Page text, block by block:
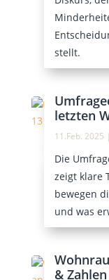
stellt.
letzten
11.Feb. 2025 |
Die
zeigt klare
bewegen
und was
&